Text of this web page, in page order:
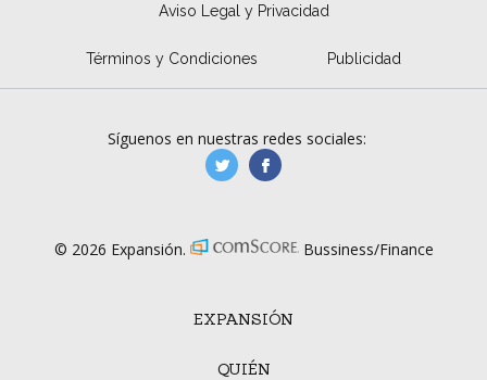
Aviso Legal y Privacidad
Términos y Condiciones Publicidad
EXPANSIÓN
QUIÉN
Síguenos en nuestras redes sociales:
manufacturaGE
© 2026 Expansión. Bussiness/Finance